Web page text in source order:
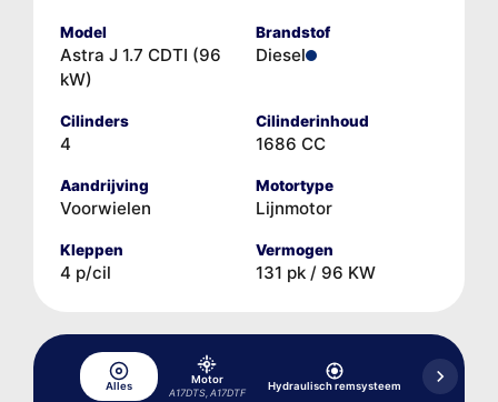
Model
Astra J 1.7 CDTI (96
kW)
Brandstof
Diesel
Cilinders
4
Cilinderinhoud
1686 CC
Aandrijving
Voorwielen
Motortype
Lijnmotor
Kleppen
4 p/cil
Vermogen
131 pk / 96 KW
Alles
Motor
A17DTS, A17DTF
Hydraulisch remsysteem Koelsysteem